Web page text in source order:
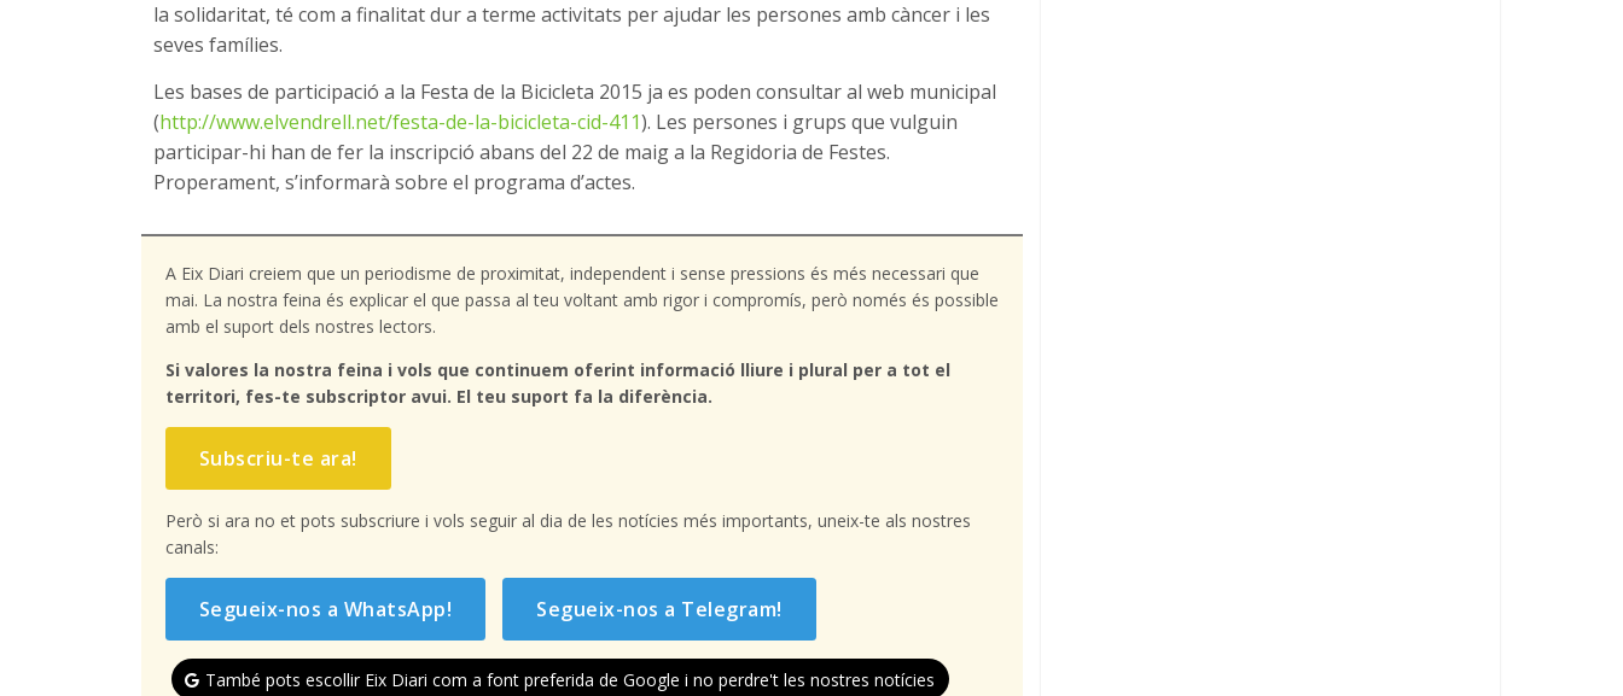
la solidaritat, té com a finalitat dur a terme activitats per ajudar les persones amb càncer i les
seves famílies.
Les bases de participació a la Festa de la Bicicleta 2015 ja es poden consultar al web municipal
(http://www.elvendrell.net/festa-de-la-bicicleta-cid-411). Les persones i grups que vulguin
participar-hi han de fer la inscripció abans del 22 de maig a la Regidoria de Festes.
Properament, s’informarà sobre el programa d’actes.
A Eix Diari creiem que un periodisme de proximitat, independent i sense pressions és més necessari que
mai. La nostra feina és explicar el que passa al teu voltant amb rigor i compromís, però només és possible
amb el suport dels nostres lectors.
Si valores la nostra feina i vols que continuem oferint informació lliure i plural per a tot el
territori, fes-te subscriptor avui. El teu suport fa la diferència.
Subscriu-te ara!
Però si ara no et pots subscriure i vols seguir al dia de les notícies més importants, uneix-te als nostres
canals:
Segueix-nos a WhatsApp! Segueix-nos a Telegram!
També pots escollir Eix Diari com a font preferida de Google i no perdre't les nostres notícies